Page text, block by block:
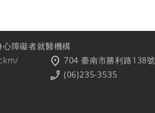
心障礙者就醫機構
location_on 704 臺南市勝利路138號
phone_enabled (06)235-3535